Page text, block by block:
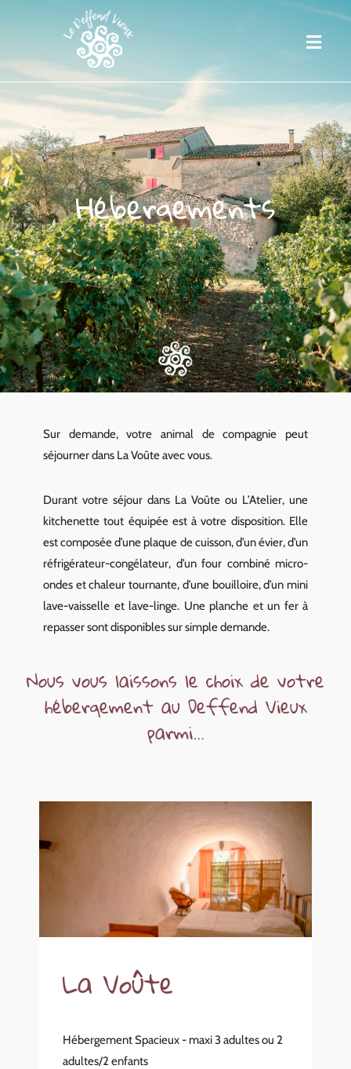
Hébergements
Sur demande, votre animal de compagnie peut
séjourner dans La Voûte avec vous.
Durant votre séjour dans La Voûte ou L’Atelier, une
kitchenette tout équipée est à votre disposition. Elle
est composée d’une plaque de cuisson, d’un évier, d’un
réfrigérateur-congélateur, d’un four combiné micro-
ondes et chaleur tournante, d’une bouilloire, d’un mini
lave-vaisselle et lave-linge. Une planche et un fer à
repasser sont disponibles sur simple demande.
Nous vous laissons le choix de votre
hébergement au Deffend Vieux
parmi…
La Voûte
Hébergement Spacieux - maxi 3 adultes ou 2
adultes/2 enfants